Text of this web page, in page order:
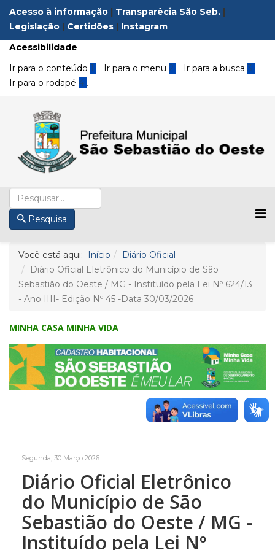
Acesso à informação | Transparêcia São Seb. |
Legislação | Certidões | Instagram
Acessibilidade
Ir para o conteúdo 1 Ir para o menu 2 Ir para a busca3
Ir para o rodapé 4 .
Pesquisa
Você está aqui: Início
Diário Oficial
Diário Oficial Eletrônico do Município de São
Sebastião do Oeste / MG - Instituído pela Lei Nº 624/13
- Ano IIII- Edição Nº 45 -Data 30/03/2026
MINHA CASA MINHA VIDA
Segunda, 30 Março 2026
Diário Oficial Eletrônico
do Município de São
Sebastião do Oeste / MG -
Instituído pela Lei Nº